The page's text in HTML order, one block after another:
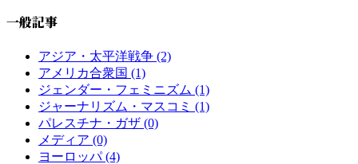
一般記事
アジア・太平洋戦争 (2)
アメリカ合衆国 (1)
ジェンダー・フェミニズム (1)
ジャーナリズム・マスコミ (1)
パレスチナ・ガザ (0)
メディア (0)
ヨーロッパ (4)